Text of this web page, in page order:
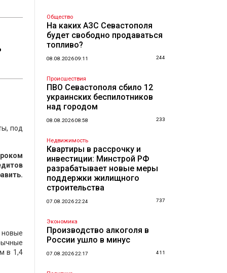
под
новые
в 1,4
Общество
На каких АЗС Севастополя
будет свободно продаваться
топливо?
08.08.2026 09:11 244
Происшествия
ПВО Севастополя сбило 12
украинских беспилотников
над городом
08.08.2026 08:58 233
Недвижимость
Квартиры в рассрочку и
инвестиции: Минстрой РФ
разрабатывает новые меры
поддержки жилищного
строительства
07.08.2026 22:24 737
Экономика
Производство алкоголя в
России ушло в минус
07.08.2026 22:17 411